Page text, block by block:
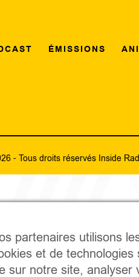
ÉMISSIONS
- Tous droits réservés Inside
partenaires utilisons
et de
sur notre site,